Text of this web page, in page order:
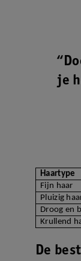
je
Haartype
Fijn haar
Pluizig
Droog en
Krullend
De